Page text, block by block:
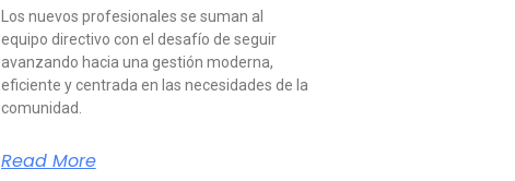
Los nuevos profesionales se suman al
equipo directivo con el desafío de seguir
avanzando hacia una gestión moderna,
eficiente y centrada en las necesidades de la
comunidad.
Read More